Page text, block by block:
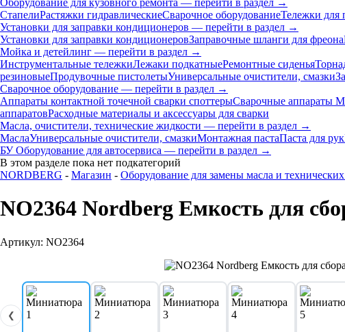
Оборудование для кузовного ремонта — перейти в раздел →
СтапелиРастяжки гидравлическиеСварочное оборудованиеТележки для
Установки для заправки кондиционеров — перейти в раздел →
Установки для заправки кондиционеровЗаправочные шланги для фреона
Мойка и детейлинг — перейти в раздел →
Инструментальные тележкиЛежаки подкатныеРемонтные сиденья
резиновыеПродувочные пистолетыУниверсальные очистители, смазки
Сварочное оборудование — перейти в раздел →
Аппараты контактной точечной сварки cпоттерыСварочные аппараты
аппаратовРасходные материалы и аксессуары для сварки
Масла, очистители, технические жидкости — перейти в раздел →
МаслаУниверсальные очистители, смазкиМонтажная пастаПаста для рук
БУ Оборудование для автосервиса — перейти в раздел →
В этом разделе пока нет подкатегорий
NORDBERG - Магазин - Оборудование для замены масла и
NO2364 Nordberg Емкость для
Артикул: NO2364
❮